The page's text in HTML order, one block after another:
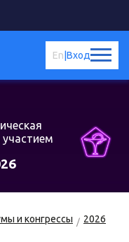
Вход
En
и конгрессы
2026